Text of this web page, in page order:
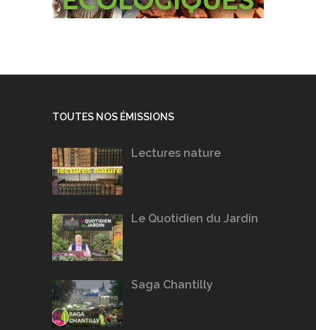
TOUTES NOS ÉMISSIONS
Lectures nature
Le Quotidien du Jardin
Saga Chantilly